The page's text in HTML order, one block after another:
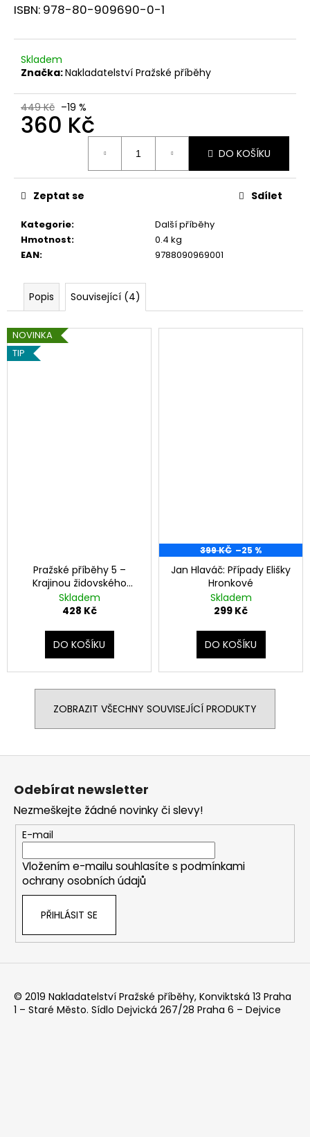
ISBN: 978-80-909690-0-1
Skladem
Značka:Nakladatelství Pražské příběhy
449 Kč –19 %
360 Kč
DO KOŠÍKU
Kategorie:
Další příběhy
Hmotnost:
0.4 kg
EAN: 9788090969001
Zeptat se Sdílet
Popis Související (4)
NOVINKA
TIP
Pražské příběhy 5 –
Krajinou židovského
ghetta
Skladem
428 Kč
DO KOŠÍKU
399 KČ –25 %
Jan Hlaváč: Případy Elišky
Hronkové
Skladem
299 Kč
DO KOŠÍKU
ZOBRAZIT VŠECHNY SOUVISEJÍCÍ PRODUKTY
Z
Odebírat newsletter
Nezmeškejte žádné novinky či slevy!
E-mail
Vložením e-mailu souhlasíte s podmínkami
ochrany osobních údajů
PŘIHLÁSIT SE
© 2019 Nakladatelství Pražské příběhy, Konviktská 13 Praha
1 – Staré Město. Sídlo Dejvická 267/28 Praha 6 – Dejvice